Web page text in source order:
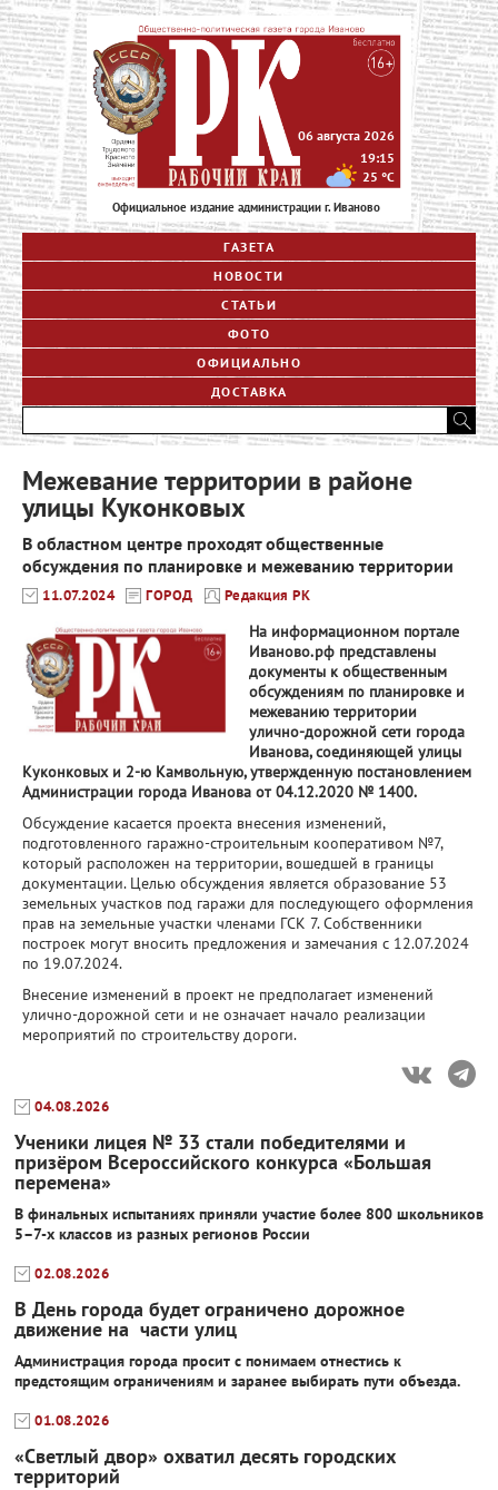
Официальное издание администрации г. Иваново
06 августа 2026
19:15
25 °C
ГАЗЕТА
НОВОСТИ
СТАТЬИ
ФОТО
ОФИЦИАЛЬНО
ДОСТАВКА
Межевание территории в районе
улицы Куконковых
В областном центре проходят общественные
обсуждения по планировке и межеванию территории
11.07.2024 ГОРОД Редакция РК
На информационном портале
Иваново.рф представлены
документы к общественным
обсуждениям по планировке и
межеванию территории
улично-дорожной сети города
Иванова, соединяющей улицы
Куконковых и 2-ю Камвольную, утвержденную постановлением
Администрации города Иванова от 04.12.2020 № 1400.
Обсуждение касается проекта внесения изменений,
подготовленного гаражно-строительным кооперативом №7,
который расположен на территории, вошедшей в границы
документации. Целью обсуждения является образование 53
земельных участков под гаражи для последующего оформления
прав на земельные участки членами ГСК 7. Собственники
построек могут вносить предложения и замечания с 12.07.2024
по 19.07.2024.
Внесение изменений в проект не предполагает изменений
улично-дорожной сети и не означает начало реализации
мероприятий по строительству дороги.
04.08.2026
Ученики лицея № 33 стали победителями и
призёром Всероссийского конкурса «Большая
перемена»
В финальных испытаниях приняли участие более 800 школьников
5–7-х классов из разных регионов России
02.08.2026
В День города будет ограничено дорожное
движение на части улиц
Администрация города просит с понимаем отнестись к
предстоящим ограничениям и заранее выбирать пути объезда.
01.08.2026
«Светлый двор» охватил десять городских
территорий